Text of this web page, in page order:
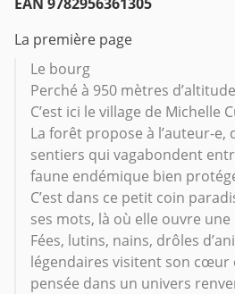
La première page
Le bourg
Perché à 950 mètres
C’est ici le village de Michelle
La forêt propose à l’auteur-e,
sentiers qui vagabondent
faune endémique bien
C’est dans ce petit coin
ses mots, là où elle ouvre
Fées, lutins, nains, drôles
légendaires visitent son cœur
pensée dans un univers